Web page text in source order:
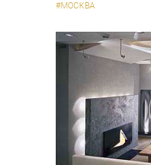
#МОСКВА